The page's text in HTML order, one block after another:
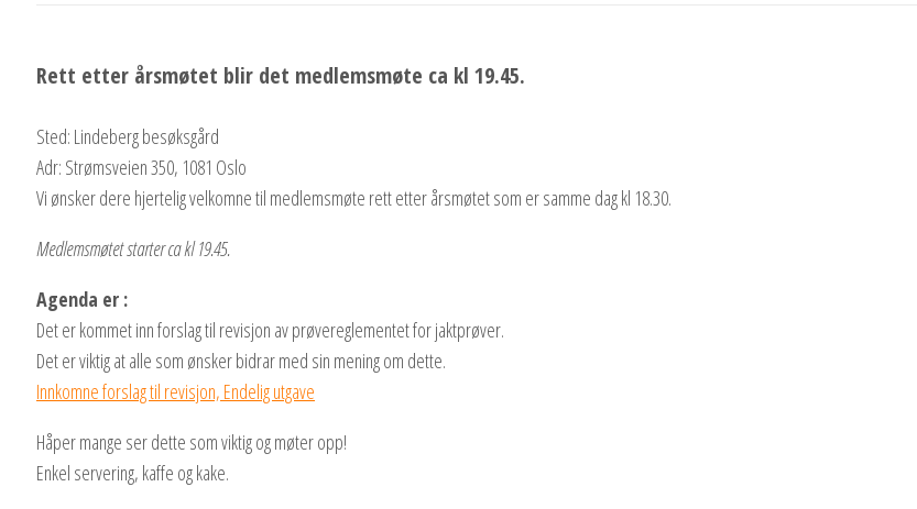
Rett etter årsmøtet blir det medlemsmøte ca kl 19.45.
Sted: Lindeberg besøksgård
Adr: Strømsveien 350, 1081 Oslo
Vi ønsker dere hjertelig velkomne til medlemsmøte rett etter årsmøtet som er samme dag kl 18.30.
Medlemsmøtet starter ca kl 19.45.
Agenda er :
Det er kommet inn forslag til revisjon av prøvereglementet for jaktprøver.
Det er viktig at alle som ønsker bidrar med sin mening om dette.
Innkomne forslag til revisjon, Endelig utgave
Håper mange ser dette som viktig og møter opp!
Enkel servering, kaffe og kake.